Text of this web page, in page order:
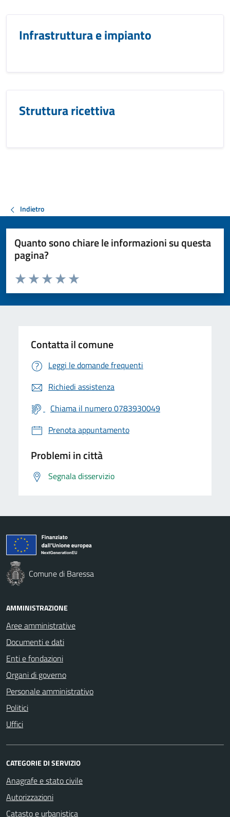
Infrastruttura e impianto
Struttura ricettiva
Indietro
Quanto sono chiare le informazioni su questa
pagina?
Valuta da 1 a 5 stelle la pagina
Valuta 5 stelle su 5
Valuta 4 stelle su 5
Valuta 3 stelle su 5
Valuta 2 stelle su 5
Valuta 1 stelle su 5
Contatta il comune
Leggi le domande frequenti
Richiedi assistenza
Chiama il numero 0783930049
Prenota appuntamento
Problemi in città
Segnala disservizio
Comune di Baressa
AMMINISTRAZIONE
Aree amministrative
Documenti e dati
Enti e fondazioni
Organi di governo
Personale amministrativo
Politici
Uffici
CATEGORIE DI SERVIZIO
Anagrafe e stato civile
Autorizzazioni
Catasto e urbanistica